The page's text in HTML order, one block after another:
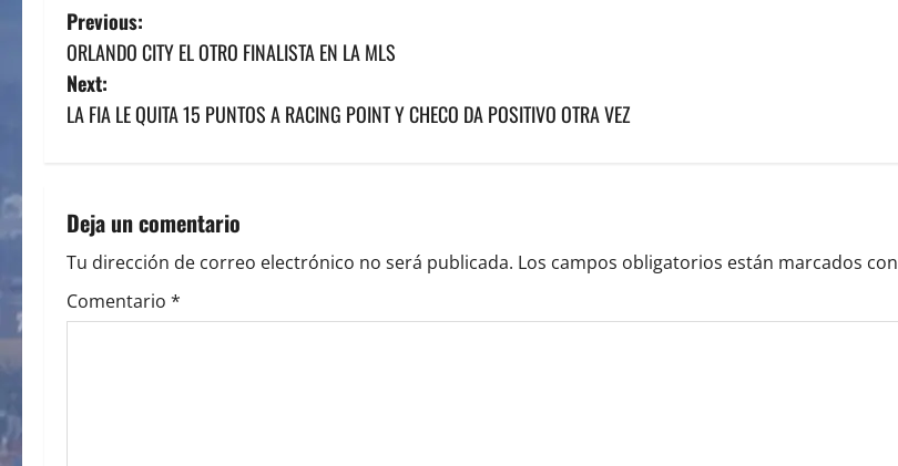
P
o
s
n
a
v
Previous:
ORLANDO CITY EL OTRO FINALISTA EN LA MLS
Next:
LA FIA LE QUITA 15 PUNTOS A RACING POINT Y CHECO DA POSITIVO OTRA VEZ
Deja un comentario
Tu dirección de correo electrónico no será publicada. Los campos obligatorios están marcados con
Comentario *